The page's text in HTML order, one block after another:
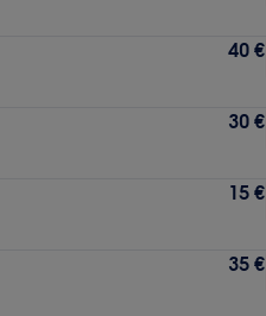
40 €
30 €
15 €
35 €